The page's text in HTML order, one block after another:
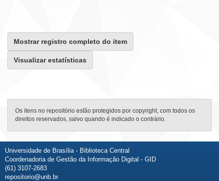
Mostrar registro completo do item
Visualizar estatísticas
Os itens no repositório estão protegidos por copyright, com todos os
direitos reservados, salvo quando é indicado o contrário.
Universidade de Brasília - Biblioteca Central
Coordenadoria de Gestão da Informação Digital - GID
(61) 3107-2683
repositorio@unb.br